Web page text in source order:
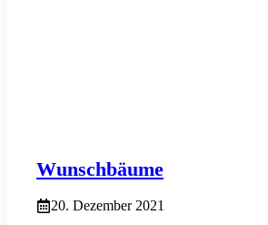
Wunschbäume
20. Dezember 2021